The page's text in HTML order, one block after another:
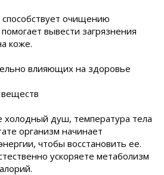
очищению
вывести загрязнения
коже.
влияющих на здоровье
холодный душ, температура тела
организм начинает
чтобы восстановить ее.
ускоряете метаболизм